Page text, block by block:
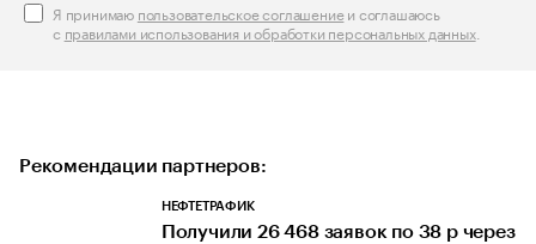
Я принимаю пользовательское соглашениеи соглашаюсь
с правилами использования и обработки персональных данных.
Рекомендации партнеров:
НЕФТЕТРАФИК
Получили 26 468 заявок по 38 р через